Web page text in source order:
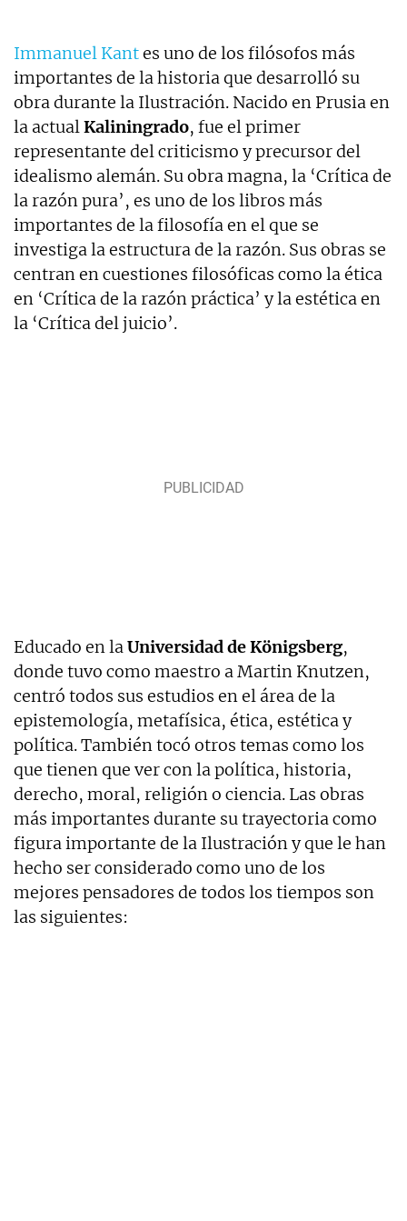
Immanuel Kantes uno de los filósofos más
importantes de la historia que desarrolló su
obra durante la Ilustración. Nacido en Prusia en
la actualKaliningrado, fue el primer
representante del criticismo y precursor del
idealismo alemán. Su obra magna, la ‘Crítica de
la razón pura’, es uno de los libros más
importantes de la filosofía en el que se
investiga la estructura de la razón. Sus obras se
centran en cuestiones filosóficas como la ética
en ‘Crítica de la razón práctica’ y la estética en
la ‘Crítica del juicio’.
Educado en laUniversidad de Königsberg,
donde tuvo como maestro a Martin Knutzen,
centró todos sus estudios en el área de la
epistemología, metafísica, ética, estética y
política. También tocó otros temas como los
que tienen que ver con la política, historia,
derecho, moral, religión o ciencia. Las obras
más importantes durante su trayectoria como
figura importante de la Ilustración y que le han
hecho ser considerado como uno de los
mejores pensadores de todos los tiempos son
las siguientes: